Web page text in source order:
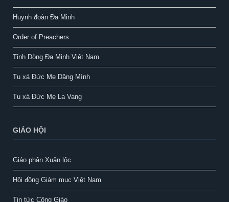
Huynh đoàn Đa Minh
Order of Preachers
Tỉnh Dòng Đa Minh Việt Nam
Tu xá Đức Mẹ Dâng Mình
Tu xá Đức Mẹ La Vang
GIÁO HỘI
Giáo phận Xuân lộc
Hội đồng Giám mục Việt Nam
Tin tức Công Giáo